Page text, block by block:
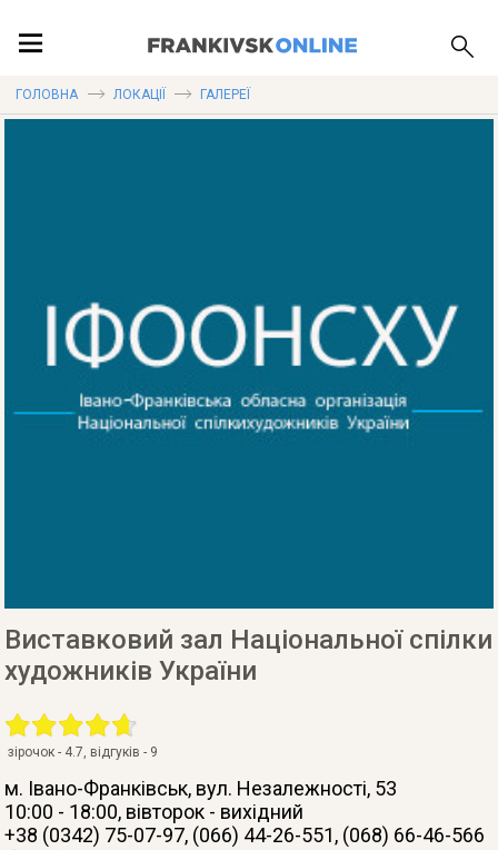
ГОЛОВНА ЛОКАЦІЇ ГАЛЕРЕЇ
Виставковий зал Національної спілки
художників України
зірочок - 4.7, відгуків - 9
м. Івано-Франківськ, вул. Незалежності, 53
10:00 - 18:00, вівторок - вихідний
+38 (0342) 75-07-97, (066) 44-26-551, (068) 66-46-566